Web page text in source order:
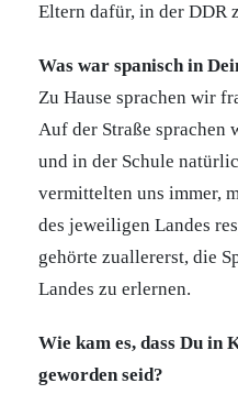
Eltern dafür, in der DDR
Was war spanisch in
Zu Hause sprachen wir
Auf der Straße sprachen
und in der Schule
vermittelten uns immer,
des jeweiligen Landes
gehörte zuallererst, die
Landes zu erlernen.
Wie kam es, dass Du in
geworden seid?